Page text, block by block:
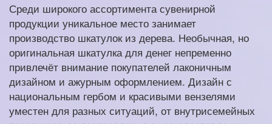
Среди широкого ассортимента сувенирной
продукции уникальное место занимает
производство шкатулок из дерева. Необычная, но
оригинальная шкатулка для денег непременно
привлечёт внимание покупателей лаконичным
дизайном и ажурным оформлением. Дизайн с
национальным гербом и красивыми вензелями
уместен для разных ситуаций, от внутрисемейных